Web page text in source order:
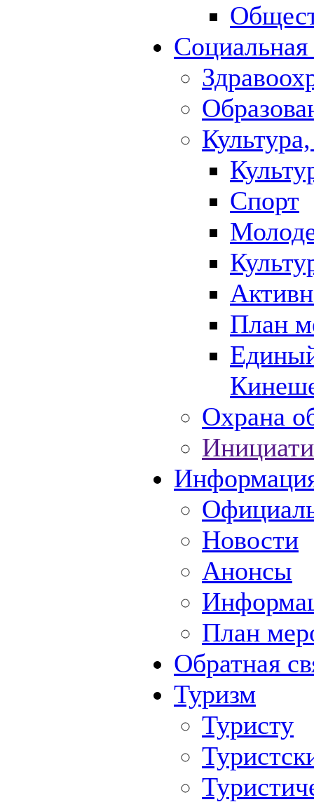
Спорт
План
Охрана
Новости
Анонсы
План
Обратная
Туризм
Туристу